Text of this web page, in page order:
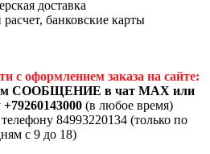
доставка
банковские карты
с оформлением заказа на сайте:
СООБЩЕНИЕ в чат MAX или
(в любое время)
84993220134 (только по
с 9 до 18)